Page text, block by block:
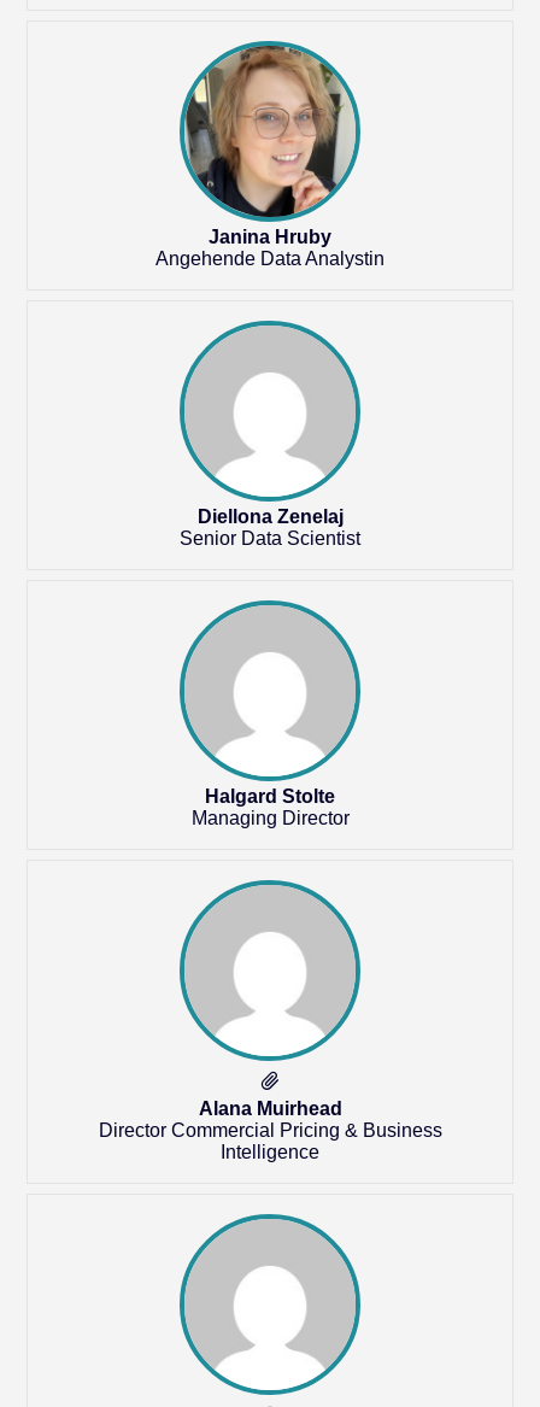
Janina Hruby
Angehende Data Analystin
Diellona Zenelaj
Senior Data Scientist
Halgard Stolte
Managing Director
Alana Muirhead
Director Commercial Pricing & Business
Intelligence